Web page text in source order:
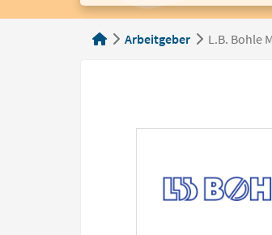
Arbeitgeber L.B. Bohle